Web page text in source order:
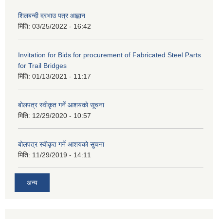
शिलबन्दी दरभाउ पत्र आह्वान
मिति: 03/25/2022 - 16:42
Invitation for Bids for procurement of Fabricated Steel Parts
for Trail Bridges
मिति: 01/13/2021 - 11:17
बोलपत्र स्वीकृत गर्ने आशयको सूचना
मिति: 12/29/2020 - 10:57
बोलपत्र स्वीकृत गर्ने आशयको सुचना
मिति: 11/29/2019 - 14:11
अन्य